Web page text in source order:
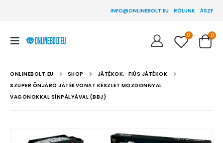
INFO@ONLINEBOLT.EU RÓLUNK ÁSZF
0 0
ONLINEBOLT.EU SHOP JÁTÉKOK, FIÚS JÁTÉKOK
SZUPER ÖNJÁRÓ JÁTÉKVONAT KÉSZLET MOZDONNYAL
VAGONOKKAL SÍNPÁLYÁVAL (BBJ)